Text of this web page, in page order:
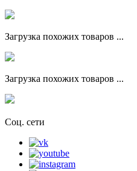
Загрузка похожих товаров ...
Загрузка похожих товаров ...
Соц. сети